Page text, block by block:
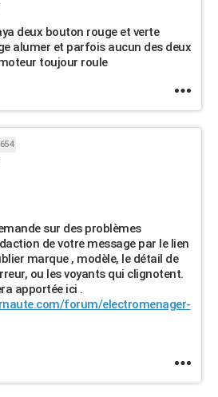
deux bouton rouge et verte
alumer et parfois aucun des deux
toujour roule
sur des problèmes
de votre message par le lien
marque , modèle, le détail de
ou les voyants qui clignotent.
apportée ici .
forum/electromenager-